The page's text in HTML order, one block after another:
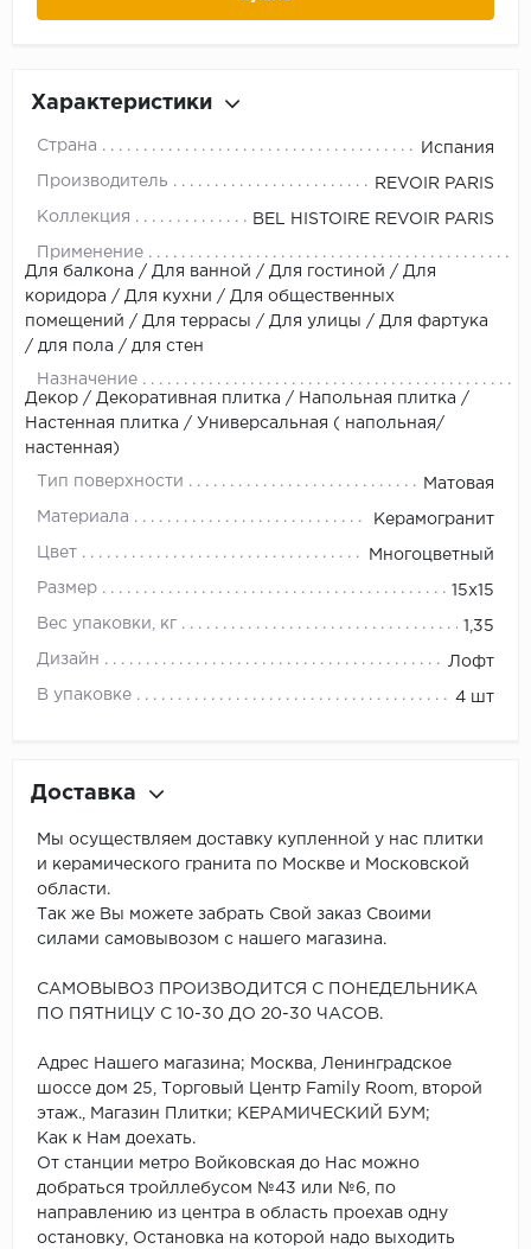
Характеристики
Страна Испания
Производитель REVOIR PARIS
Коллекция BEL HISTOIRE REVOIR PARIS
Применение
Для балкона / Для ванной / Для гостиной / Для
коридора / Для кухни / Для общественных
помещений / Для террасы / Для улицы / Для фартука
/ для пола / для стен
Назначение
Декор / Декоративная плитка / Напольная плитка /
Настенная плитка / Универсальная ( напольная/
настенная)
Тип поверхности Матовая
Материала Керамогранит
Цвет Многоцветный
Размер 15x15
Вес упаковки, кг 1,35
Дизайн Лофт
В упаковке 4 шт
Доставка
Мы осуществляем доставку купленной у нас плитки
и керамического гранита по Москве и Московской
области.
Так же Вы можете забрать Свой заказ Своими
силами самовывозом с нашего магазина.
САМОВЫВОЗ ПРОИЗВОДИТСЯ С ПОНЕДЕЛЬНИКА
ПО ПЯТНИЦУ С 10-30 ДО 20-30 ЧАСОВ.
Адрес Нашего магазина; Москва, Ленинградское
шоссе дом 25, Торговый Центр Family Room, второй
этаж., Магазин Плитки; КЕРАМИЧЕСКИЙ БУМ;
Как к Нам доехать.
От станции метро Войковская до Нас можно
добраться тройллебусом №43 или №6, по
направлению из центра в область проехав одну
остановку, Остановка на которой надо выходить